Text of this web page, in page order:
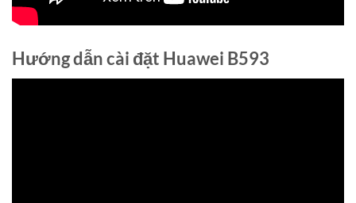
Hướng dẫn cài đặt Huawei B593